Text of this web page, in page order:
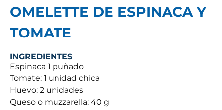
OMELETTE DE ESPINACA Y
TOMATE
INGREDIENTES
Espinaca 1 puñado
Tomate: 1 unidad chica
Huevo: 2 unidades
Queso o muzzarella: 40 g